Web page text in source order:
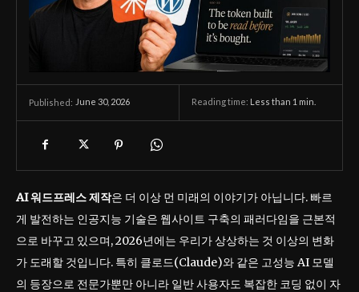
Published: June 30, 2026 Reading time: Less than 1 min.
AI 워드프레스 제작은 더 이상 먼 미래의 이야기가 아닙니다. 빠르
게 발전하는 인공지능 기술은 웹사이트 구축의 패러다임을 근본적
으로 바꾸고 있으며, 2026년에는 우리가 상상하는 것 이상의 변화
가 도래할 것입니다. 특히 클로드(Claude)와 같은 고성능 AI 모델
의 등장으로 전문가뿐만 아니라 일반 사용자도 복잡한 코딩 없이 자